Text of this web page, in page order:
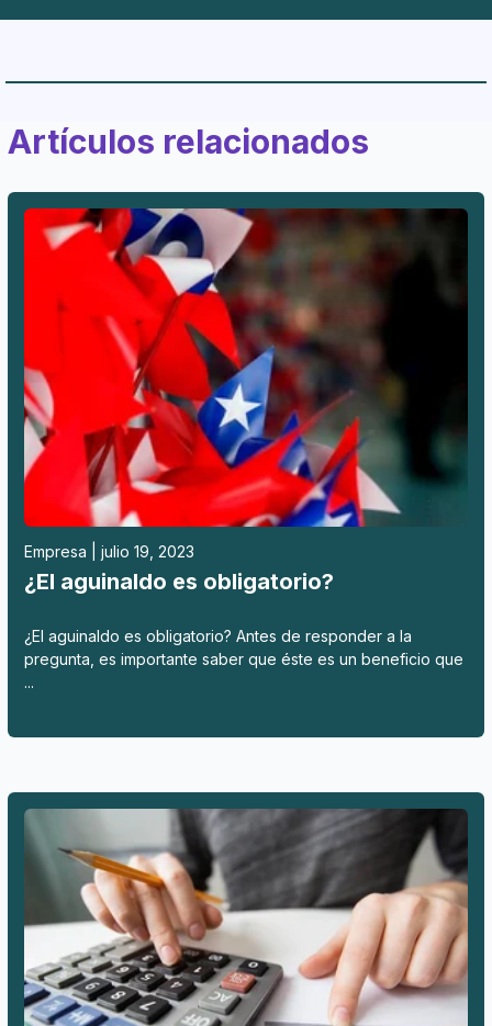
Artículos relacionados
Empresa | julio 19, 2023
¿El aguinaldo es obligatorio?
¿El aguinaldo es obligatorio? Antes de responder a la
pregunta, es importante saber que éste es un beneficio que
...